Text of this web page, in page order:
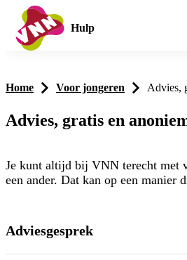
Hulp
Home Voor jongeren Advies,
Advies, gratis en
Je kunt altijd bij VNN terecht met
een ander. Dat kan op een manier
Adviesgesprek